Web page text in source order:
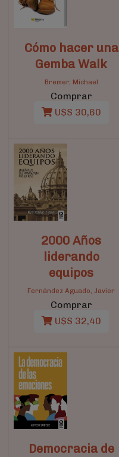
Cómo hacer una
Gemba Walk
Bremer, Michael
Comprar
U$S 30,60
2000 Años
liderando
equipos
Fernández Aguado, Javier
Comprar
U$S 32,40
Democracia de